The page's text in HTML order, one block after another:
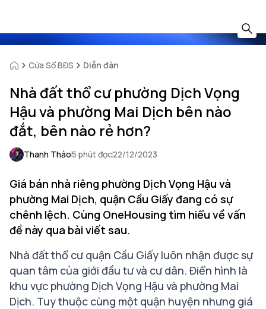
Cửa Sổ BĐS Diễn đàn
Nhà đất thổ cư phường Dịch Vọng
Hậu và phường Mai Dịch bên nào
đắt, bên nào rẻ hơn?
Thanh Thảo5 phút đọc22/12/2023
Giá bán nhà riêng phường Dịch Vọng Hậu và
phường Mai Dịch, quận Cầu Giấy đang có sự
chênh lệch. Cùng OneHousing tìm hiểu về vấn
đề này qua bài viết sau.
Nhà đất thổ cư quận Cầu Giấy luôn nhận được sự
quan tâm của giới đầu tư và cư dân. Điển hình là
khu vực phường Dịch Vọng Hậu và phường Mai
Dịch. Tuy thuộc cùng một quận huyện nhưng giá